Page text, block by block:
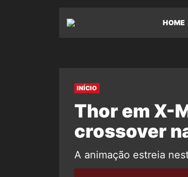
HOME
INÍCIO
Thor em X-
crossover
A animação estreia